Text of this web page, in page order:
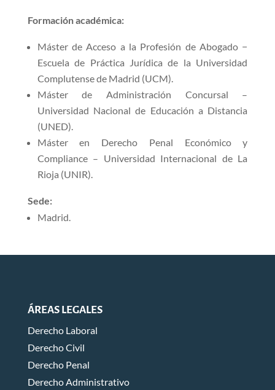
Formación académica:
Máster de Acceso a la Profesión de Abogado −
Escuela de Práctica Jurídica de la Universidad
Complutense de Madrid (UCM).
Máster de Administración Concursal –
Universidad Nacional de Educación a Distancia
(UNED).
Máster en Derecho Penal Económico y
Compliance – Universidad Internacional de La
Rioja (UNIR).
Sede:
Madrid.
ÁREAS LEGALES
Derecho Laboral
Derecho Civil
Derecho Penal
Derecho Administrativo